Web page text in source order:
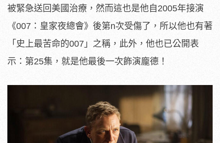
被緊急送回美國治療，然而這也是他自2005年接演
《007：皇家夜總會》後第n次受傷了，所以他也有著
「史上最苦命的007」之稱，此外，他也已公開表
示：第25集，就是他最後一次飾演龐德！